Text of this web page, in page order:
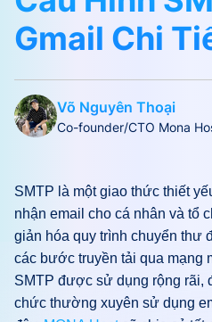
Gmail Chi
Võ Nguyên Thoại
Co-founder/CTO Mona
SMTP là một giao thức thiết
nhận email cho cá nhân và tổ
giản hóa quy trình chuyển thư
các bước truyền tải qua mạng
SMTP được sử dụng rộng rãi,
chức thường xuyên sử dụng